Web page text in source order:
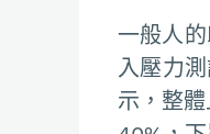
一般人
入壓力
示，整